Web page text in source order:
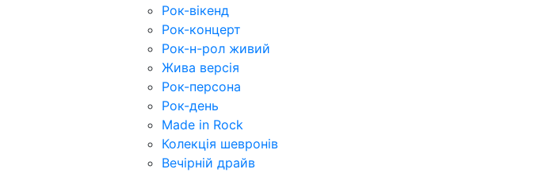
Рок-вікенд
Рок-концерт
Рок-н-рол живий
Жива версія
Рок-персона
Рок-день
Made in Rock
Колекція шевронів
Вечірній драйв